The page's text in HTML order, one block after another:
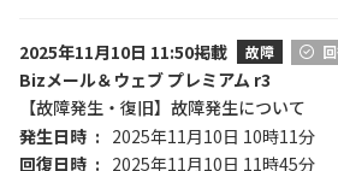
2025年11月10日 11:50掲載 故障
Bizメール＆ウェブ プレミアム r3
【故障発生・復旧】故障発生について
発生日時
2025年11月10日 10時11分
回復日時
2025年11月10日 11時45分